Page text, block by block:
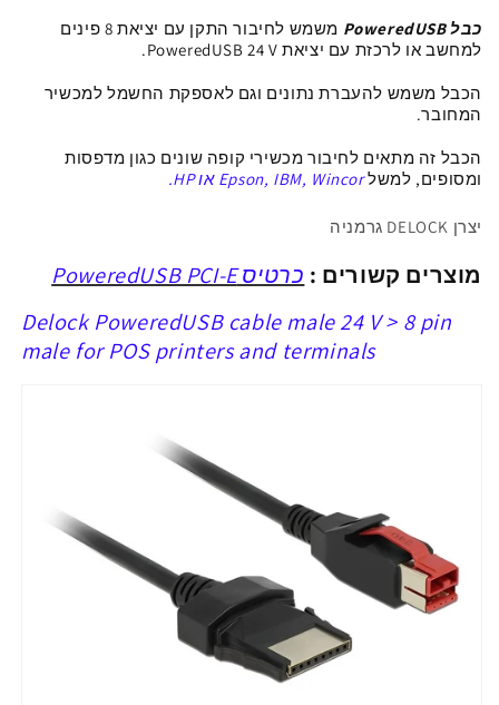
מדפסות
קופה
ומסופים
תקע
PoweredUSB
24V
לתקע
פין
מדפסות
קופה
תקע
24V
לתקע
פין
כבלPoweredUSB משמש לחיבור
התקן עם יציאת 8 פינים
למחשב או לרכזת עם יציאת PoweredUSB 24 V.
הכבל משמש להעברת נתונים וגם לאספקת החשמל למכשיר
המחובר.
הכבל זה מתאים לחיבור מכשירי קופה שונים כגון מדפסות
ומסופים, למשל
Epson, IBM, Wincor או HP.
יצרן DELOCK גרמניה
מוצרים קשורים : כרטיס PoweredUSB PCI-E
Delock PoweredUSB cable male 24 V > 8 pin
male for POS printers and terminals